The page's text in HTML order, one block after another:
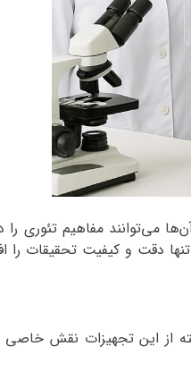
می‌توانند مفاهیم تئوری
دقت و کیفیت تحقیقات
این تجهیزات نقش خاصی